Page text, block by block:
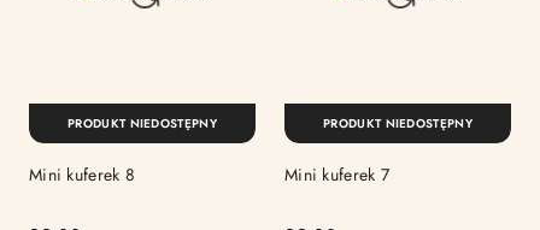
Mini kuferek 8
PRODUKT NIEDOSTĘPNY
Mini kuferek 7
PRODUKT NIEDOSTĘPNY